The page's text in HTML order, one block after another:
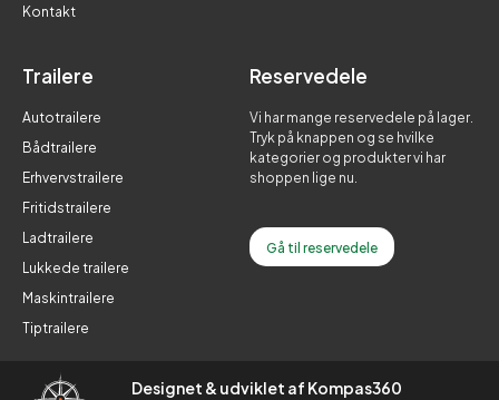
Kontakt
Trailere
Autotrailere
Bådtrailere
Erhvervstrailere
Fritidstrailere
Ladtrailere
Lukkede trailere
Maskintrailere
Tiptrailere
Reservedele
Vi har mange reservedele på lager.
Tryk på knappen og se hvilke
kategorier og produkter vi har
shoppen lige nu.
Gå til reservedele
Designet & udviklet af Kompas360